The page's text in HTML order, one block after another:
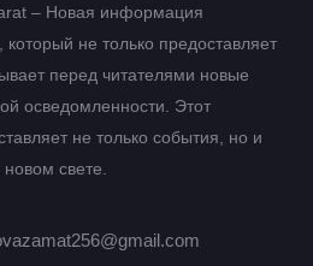
– Новая информация
который не только предоставляет
перед читателями новые
осведомленности. Этот
не только события, но и
свете.